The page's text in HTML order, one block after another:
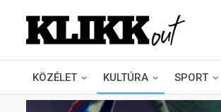
KÖZÉLET KULTÚRA SPORT